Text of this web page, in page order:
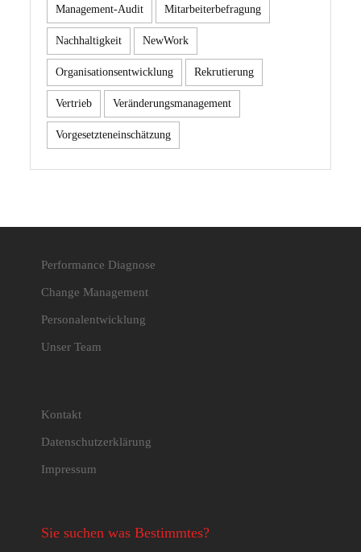
Management-Audit Mitarbeiterbefragung
Nachhaltigkeit NewWork
Organisationsentwicklung Rekrutierung
Vertrieb Veränderungsmanagement
Vorgesetzteneinschätzung
Performance Diagnose
Change Management
Personalentwicklung
Unser Team
Kontakt
Datenschutzerklärung
Impressum
Sie suchen was Bestimmtes?